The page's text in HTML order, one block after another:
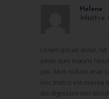
Helene
Maître
Lorem ipsum dolor.
pede quis mauris
per. Mus nullam erat.
nec metus est massa
dis dignissim nec